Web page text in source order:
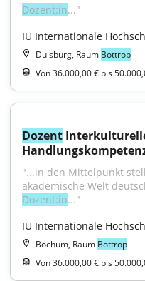
Dozent:in..."
IU Internationale
Duisburg, Raum Bottrop
Von 36.000,00 € bis
Dozent
"...in den Mittelpunkt
Dozent:in..."
IU Internationale
Bochum, Raum Bottrop
Von 36.000,00 € bis